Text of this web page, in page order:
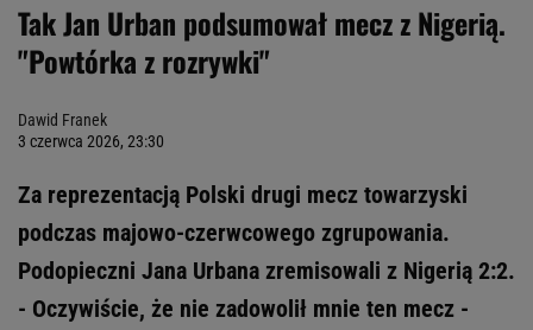
Tak Jan Urban podsumował mecz z Nigerią.
"Powtórka z rozrywki"
Dawid Franek
3 czerwca 2026, 23:30
Za reprezentacją Polski drugi mecz towarzyski
podczas majowo-czerwcowego zgrupowania.
Podopieczni Jana Urbana zremisowali z Nigerią 2:2.
- Oczywiście, że nie zadowolił mnie ten mecz -